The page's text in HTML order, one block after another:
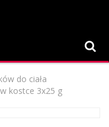
do ciała
kostce 3x25 g